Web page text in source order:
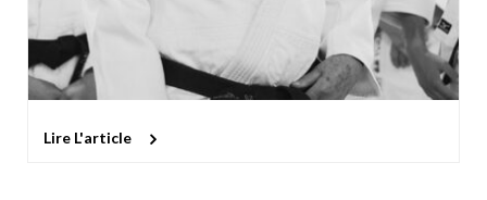
Lire L'article